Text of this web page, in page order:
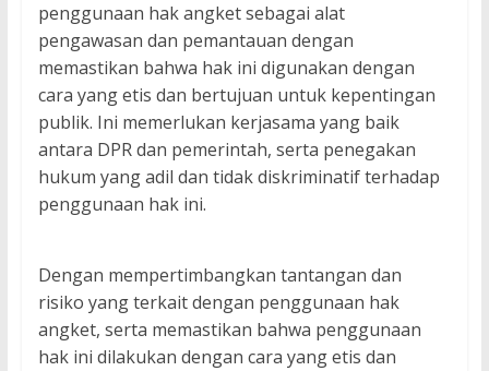
penggunaan hak angket sebagai alat
pengawasan dan pemantauan dengan
memastikan bahwa hak ini digunakan dengan
cara yang etis dan bertujuan untuk kepentingan
publik. Ini memerlukan kerjasama yang baik
antara DPR dan pemerintah, serta penegakan
hukum yang adil dan tidak diskriminatif terhadap
penggunaan hak ini.
Dengan mempertimbangkan tantangan dan
risiko yang terkait dengan penggunaan hak
angket, serta memastikan bahwa penggunaan
hak ini dilakukan dengan cara yang etis dan